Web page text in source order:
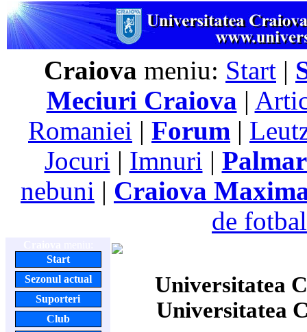
Craiova meniu: Start |
Meciuri Craiova |
Romaniei | Forum |
Jocuri | Imnuri |
nebuni | Craiova
de
Start
Sezonul actual
Suporteri
Club
Universitatea
Universitatea